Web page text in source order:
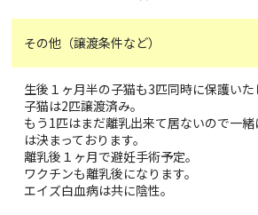
その他（譲渡条件など）
生後１ヶ月半の子猫も3匹同時に保護いた
子猫は2匹譲渡済み。
もう1匹はまだ離乳出来て居ないので一
は決まっております。
離乳後１ヶ月で避妊手術予定。
ワクチンも離乳後になります。
エイズ白血病は共に陰性。